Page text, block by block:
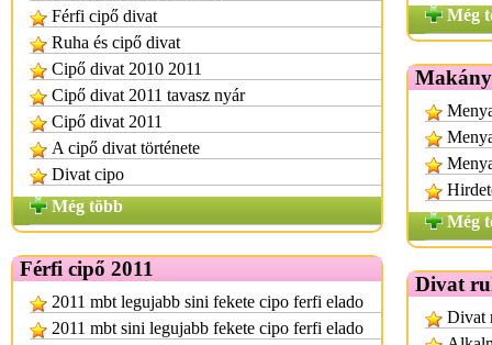
Férfi cipő divat
Ruha és cipő divat
Cipő divat 2010 2011
Cipő divat 2011 tavasz nyár
Cipő divat 2011
A cipő divat története
Divat cipo
Még több
Férfi cipő 2011
2011 mbt legujabb sini fekete cipo ferfi elado
2011 mbt sini legujabb fekete cipo ferfi elado
Még
Még
Divat
Divat